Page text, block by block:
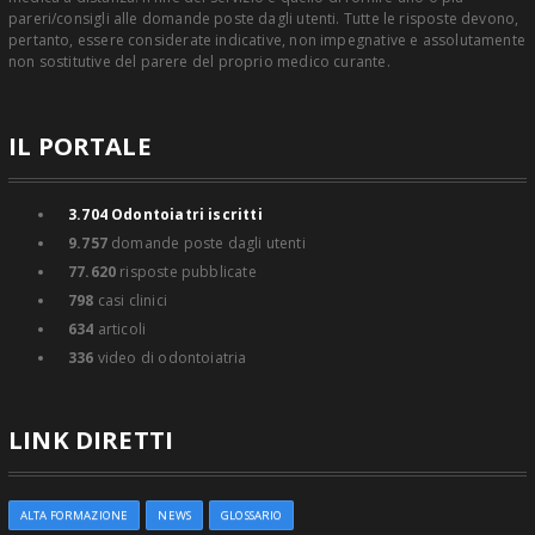
pareri/consigli alle domande poste dagli utenti. Tutte le risposte devono,
pertanto, essere considerate indicative, non impegnative e assolutamente
non sostitutive del parere del proprio medico curante.
IL PORTALE
3.704Odontoiatri iscritti
9.757domande poste dagli utenti
77.620 risposte pubblicate
798 casi clinici
634 articoli
336 video di odontoiatria
LINK DIRETTI
ALTA FORMAZIONE NEWS GLOSSARIO